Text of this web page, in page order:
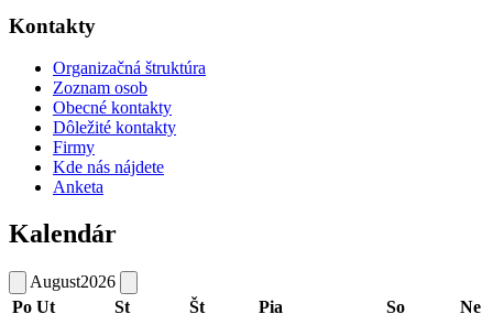
Kontakty
Organizačná štruktúra
Zoznam osob
Obecné kontakty
Dôležité kontakty
Firmy
Kde nás nájdete
Anketa
Kalendár
August2026
Po Ut St Št Pia So Ne